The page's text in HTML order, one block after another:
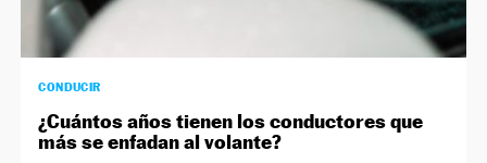
CONDUCIR
¿Cuántos años tienen los conductores que
más se enfadan al volante?